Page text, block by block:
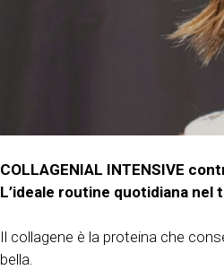
COLLAGENIAL INTENSIVE
L’ideale routine quotidiana
Il collagene è la proteina che
bella.